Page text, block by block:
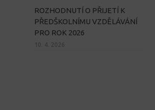
ROZHODNUTÍ O PŘIJETÍ K
PŘEDŠKOLNÍMU VZDĚLÁVÁNÍ
PRO ROK 2026
10. 4. 2026